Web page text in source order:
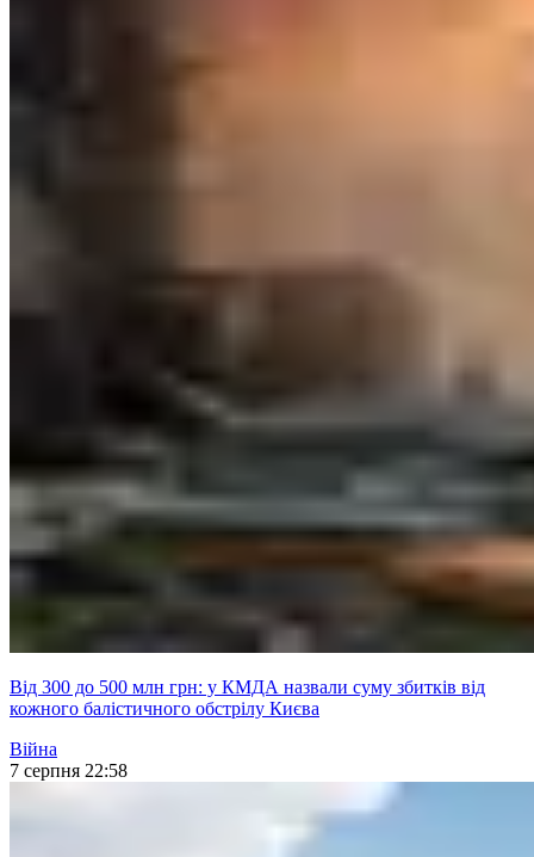
Від 300 до 500 млн грн: у КМДА назвали суму збитків від
кожного балістичного обстрілу Києва
Війна
7 серпня 22:58